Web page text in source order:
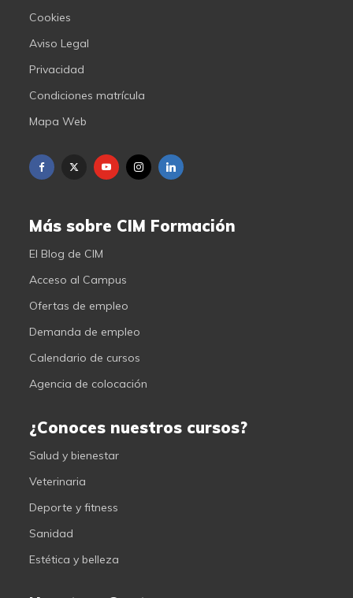
Cookies
Aviso Legal
Privacidad
Condiciones matrícula
Mapa Web
Más sobre CIM Formación
El Blog de CIM
Acceso al Campus
Ofertas de empleo
Demanda de empleo
Calendario de cursos
Agencia de colocación
¿Conoces nuestros cursos?
Salud y bienestar
Veterinaria
Deporte y fitness
Sanidad
Estética y belleza